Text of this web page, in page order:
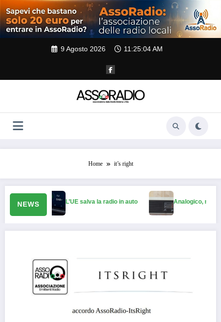
al
contenuto
9 Agosto 2026 11:25:05 AM
Home it’s right
NEWS L’UE salva la radio in auto Analogico, mon amour